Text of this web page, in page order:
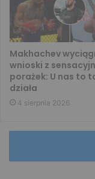
Makhachev
wnioski z
porażek: U nas to
działa
4 sierpnia 2026